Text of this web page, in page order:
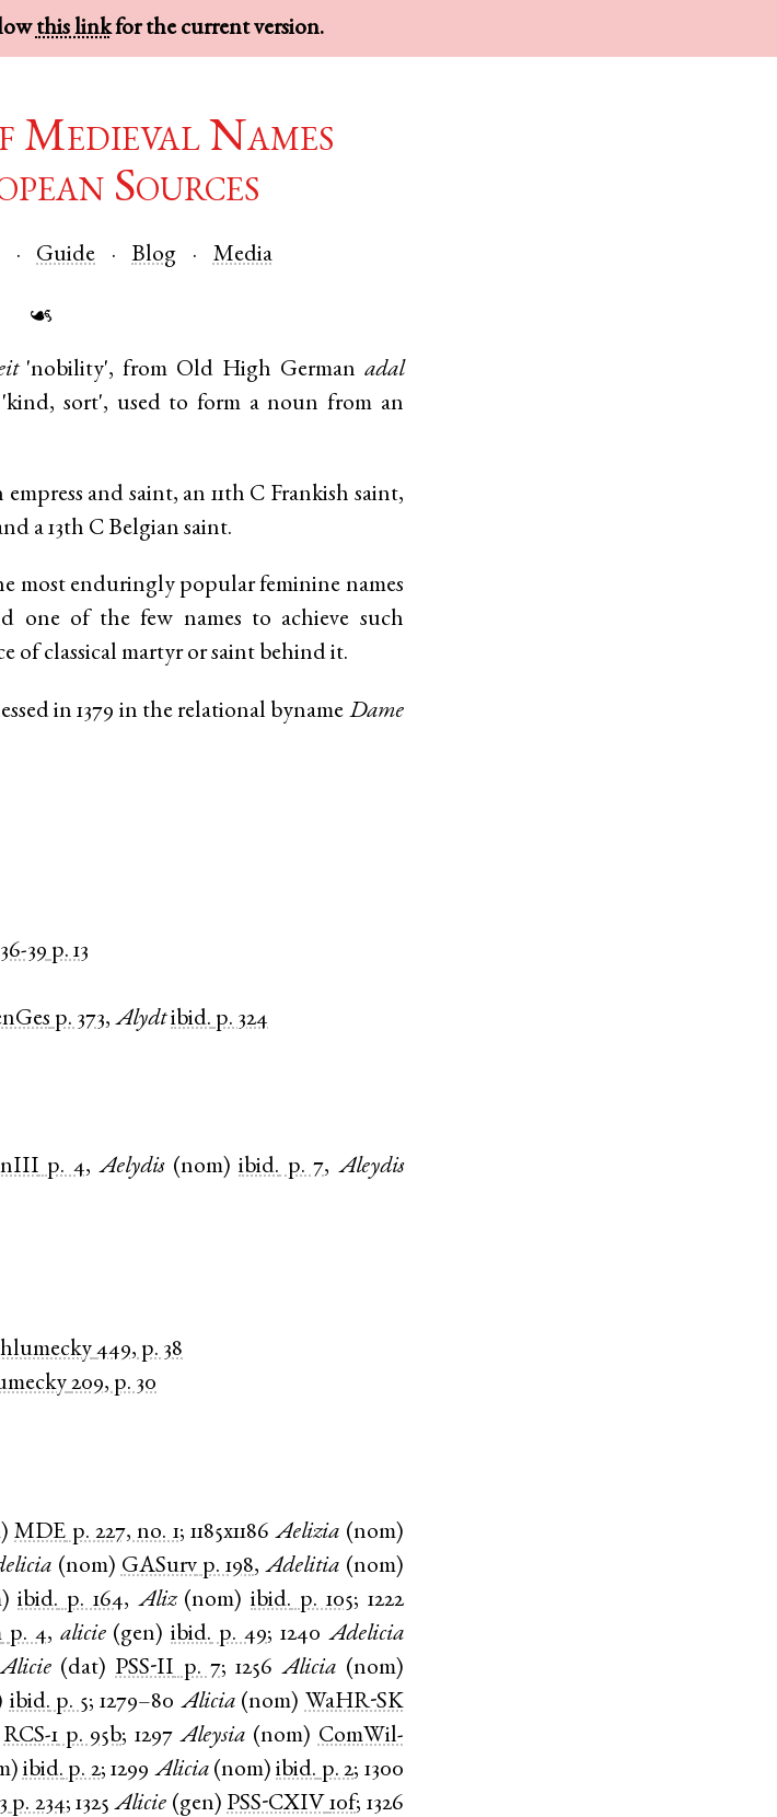
this linkfor the current version.
Names
Sources
Guide Blog Media
☙
'nobility', from Old High German adal
sort', used to form a noun from an
and saint, an 11th C Frankish saint,
a 13th C Belgian saint.
most enduringly popular feminine names
one of the few names to achieve such
classical martyr or saint behind it.
in 1379 in the relational byname Dame
39 p. 13
p. 373,Alydtibid. p. 324
p. 4,Aelydis(nom)ibid. p. 7, Aleydis
449, p. 38
209, p. 30
)MDE p. 227, no. 1; 1185x1186 Aelizia (nom)
(nom) GASurv p. 198,Adelitia (nom)
)ibid. p. 164, Aliz(nom)ibid. p. 105; 1222
p. 4, alicie(gen)ibid. p. 49; 1240 Adelicia
Alicie(dat) PSS-II p. 7;1256 Alicia (nom)
ibid. p. 5;1279–80 Alicia(nom) WaHR-SK
RCS-1 p. 95b; 1297 Aleysia (nom) ComWil-
) ibid. p. 2;1299 Alicia(nom)ibid. p. 2; 1300
p. 234;1325 Alicie (gen) PSS-CXIV 10f; 1326